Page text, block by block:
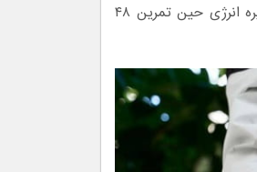
کمپانی قادر است در مد ذخیره انرژی حدود ۱۰۰ ساعت و در مد ذخیره انرژی حین تمرین ۴۸